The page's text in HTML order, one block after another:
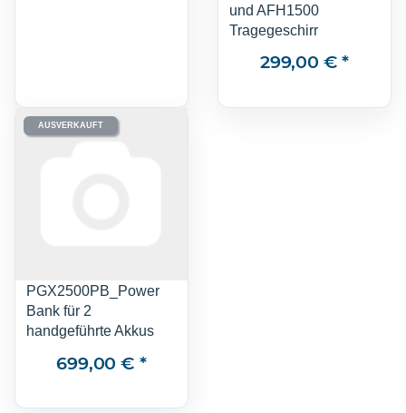
und AFH1500
Tragegeschirr
299,00 €*
AUSVERKAUFT
PGX2500PB_Power
Bank für 2
handgeführte Akkus
699,00 € *